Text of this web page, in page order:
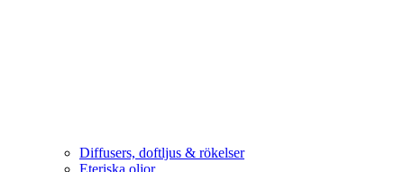
Diffusers, doftljus & rökelser
Eteriska oljor